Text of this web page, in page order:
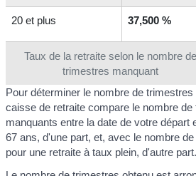
Taux de la retraite selon le nombre de
trimestres manquant
20 et plus 37,500 %
Pour déterminer le nombre de
caisse de retraite compare le nombre de
manquants entre la date de votre départ
67 ans, d'une part, et, avec le nombre
pour une retraite à taux plein, d'autre part.